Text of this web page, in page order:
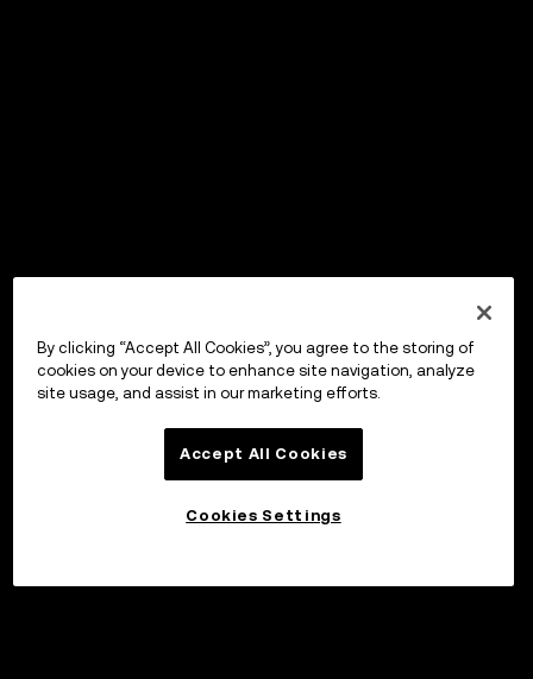
By clicking “Accept All Cookies”, you agree to the storing of
cookies on your device to enhance site navigation, analyze
site usage, and assist in our marketing efforts.
Accept All Cookies
Cookies Settings